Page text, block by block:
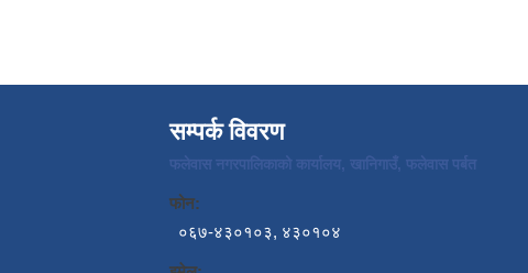
सम्पर्क विवरण
फलेवास नगरपालिकाको कार्यालय, खानिगाउँ, फलेवास पर्बत
फोन:
०६७-४३०१०३, ४३०१०४